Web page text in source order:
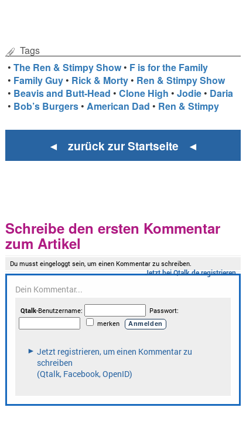
Tags
•The Ren & Stimpy Show • F is for the Family
• Family Guy • Rick & Morty • Ren & Stimpy Show
• Beavis and Butt-Head •Clone High •Jodie • Daria
• Bob’s Burgers •American Dad • Ren & Stimpy
◄ zurück zur Startseite ◄
Schreibe den ersten Kommentar
zum Artikel